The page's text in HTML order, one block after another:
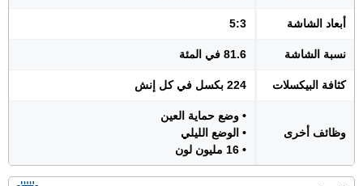
أبعاد الشاشة 5:3
نسبة الشاشة 81.6 في المئة
كثافة البيكسلات 224 بكسل في كل إنش
وظائف أخرى
• وضع حماية العين
• الوضع الليلي
• 16 مليون لون